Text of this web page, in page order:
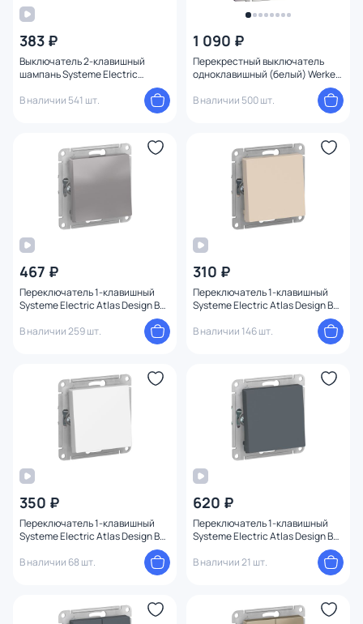
383 ₽
Выключатель 2-клавишный
шампань Systeme Electric
В наличии 541 шт.
1 090 ₽
Перекрестный выключатель
одноклавишный (белый) Werkel
В наличии 500 шт.
467 ₽
Переключатель 1-клавишный
Systeme Electric Atlas Design BD-
В наличии 259 шт.
310 ₽
Переключатель 1-клавишный
Systeme Electric Atlas Design BD-
В наличии 146 шт.
350 ₽
Переключатель 1-клавишный
Systeme Electric Atlas Design BD-
В наличии 68 шт.
620 ₽
Переключатель 1-клавишный
Systeme Electric Atlas Design BD-
В наличии 21 шт.